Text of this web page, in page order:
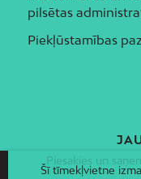
pilsētas
Piekļūstamības
Piesakies un
Šī tīmekļvietne